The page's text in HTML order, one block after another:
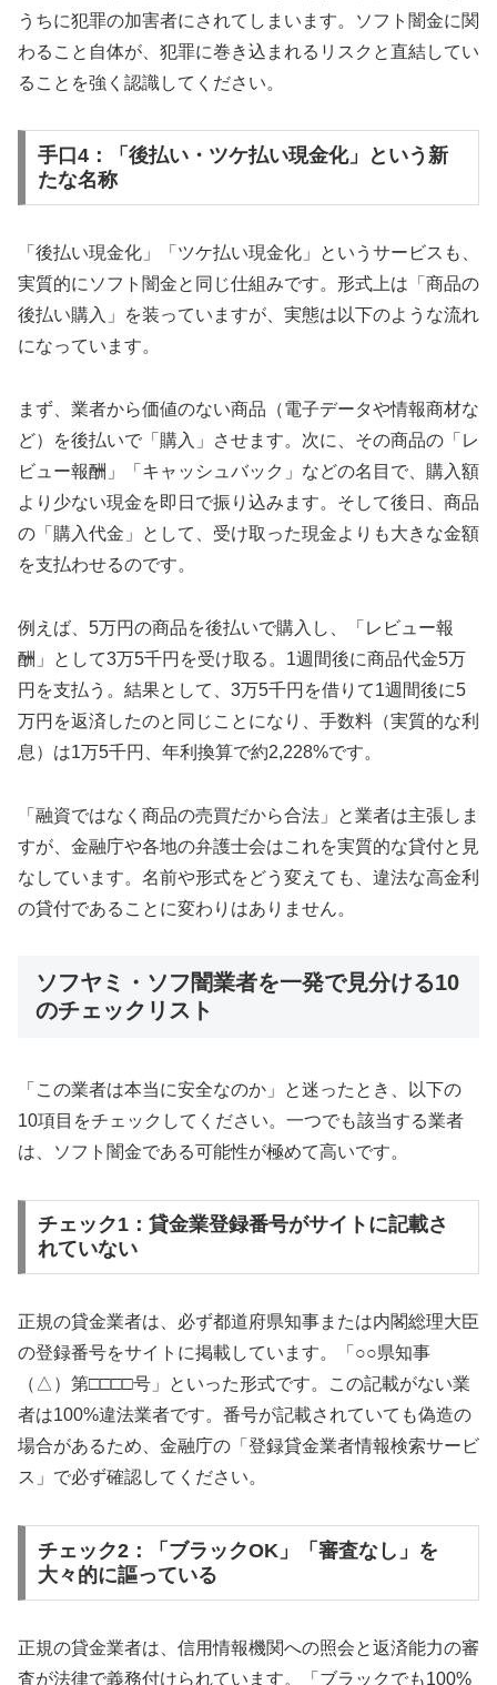
うちに犯罪の加害者にされてしまいます。ソフト闇金に関
わること自体が、犯罪に巻き込まれるリスクと直結してい
ることを強く認識してください。
手口4：「後払い・ツケ払い現金化」という新
たな名称
「後払い現金化」「ツケ払い現金化」というサービスも、
実質的にソフト闇金と同じ仕組みです。形式上は「商品の
後払い購入」を装っていますが、実態は以下のような流れ
になっています。
まず、業者から価値のない商品（電子データや情報商材な
ど）を後払いで「購入」させます。次に、その商品の「レ
ビュー報酬」「キャッシュバック」などの名目で、購入額
より少ない現金を即日で振り込みます。そして後日、商品
の「購入代金」として、受け取った現金よりも大きな金額
を支払わせるのです。
例えば、5万円の商品を後払いで購入し、「レビュー報
酬」として3万5千円を受け取る。1週間後に商品代金5万
円を支払う。結果として、3万5千円を借りて1週間後に5
万円を返済したのと同じことになり、手数料（実質的な利
息）は1万5千円、年利換算で約2,228%です。
「融資ではなく商品の売買だから合法」と業者は主張しま
すが、金融庁や各地の弁護士会はこれを実質的な貸付と見
なしています。名前や形式をどう変えても、違法な高金利
の貸付であることに変わりはありません。
ソフヤミ・ソフ闇業者を一発で見分ける10
のチェックリスト
「この業者は本当に安全なのか」と迷ったとき、以下の
10項目をチェックしてください。一つでも該当する業者
は、ソフト闇金である可能性が極めて高いです。
チェック1：貸金業登録番号がサイトに記載さ
れていない
正規の貸金業者は、必ず都道府県知事または内閣総理大臣
の登録番号をサイトに掲載しています。「○○県知事
（△）第□□□□号」といった形式です。この記載がない業
者は100%違法業者です。番号が記載されていても偽造の
場合があるため、金融庁の「登録貸金業者情報検索サービ
ス」で必ず確認してください。
チェック2：「ブラックOK」「審査なし」を
大々的に謳っている
正規の貸金業者は、信用情報機関への照会と返済能力の審
査が法律で義務付けられています。「ブラックでも100%